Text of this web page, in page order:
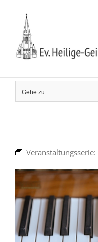
springen
Gehe zu ...
Veranstaltungsserie: